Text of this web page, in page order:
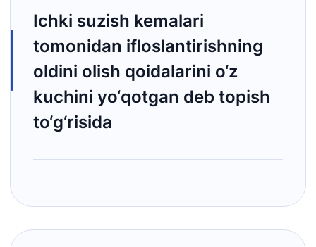
Ichki suzish kemalari
tomonidan ifloslantirishning
oldini olish qoidalarini o‘z
kuchini yo‘qotgan deb topish
to‘g‘risida